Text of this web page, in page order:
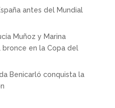
antes del Mundial
Muñoz y Marina
en la Copa del
Benicarló conquista la